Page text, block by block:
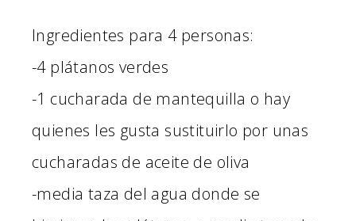
Ingredientes para 4 personas:
-4 plátanos verdes
-1 cucharada de mantequilla o hay
quienes les gusta sustituirlo por unas
cucharadas de aceite de oliva
-media taza del agua donde se